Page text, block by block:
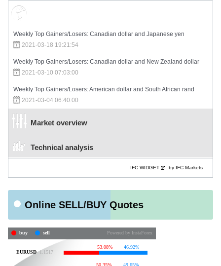
Weekly Top Gainers/Losers: Canadian dollar and Japanese yen
2021-03-18 19:21:54
Weekly Top Gainers/Losers: Canadian dollar and New Zealand dollar
2021-03-10 07:03:00
Weekly Top Gainers/Losers: American dollar and South African rand
2021-03-04 06:40:00
Market overview
Technical analysis
IFC WIDGET by IFC Markets
Online SELL/BUY Quotes